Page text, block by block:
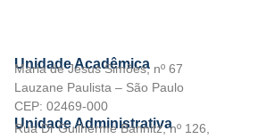
Unidade Acadêmica
Maria de Jesus Simões, nº 67
Lauzane Paulista – São Paulo
CEP: 02469-000
Unidade Administrativa
Rua Dr Guilherme Bannitz, nº 126,